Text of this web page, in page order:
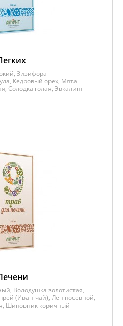
Зизифора
Кедровый орех, Мята
Солодка голая, Эвкалипт
Володушка золотистая,
(Иван-чай), Лен посевной,
Шиповник коричный